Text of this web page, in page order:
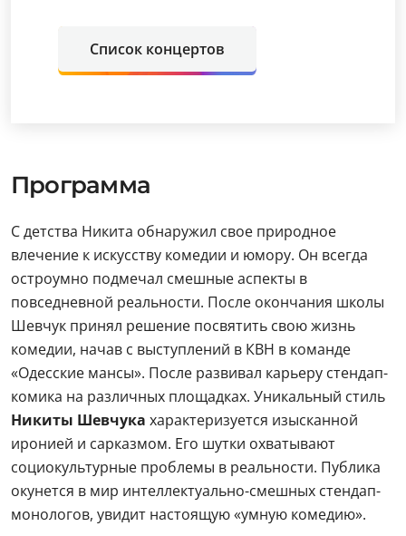
Список концертов
Программа
С детства Никита обнаружил свое природное
влечение к искусству комедии и юмору. Он всегда
остроумно подмечал смешные аспекты в
повседневной реальности. После окончания школы
Шевчук принял решение посвятить свою жизнь
комедии, начав с выступлений в КВН в команде
«Одесские мансы». После развивал карьеру стендап-
комика на различных площадках. Уникальный стиль
Никиты Шевчука характеризуется изысканной
иронией и сарказмом. Его шутки охватывают
социокультурные проблемы в реальности. Публика
окунется в мир интеллектуально-смешных стендап-
монологов, увидит настоящую «умную комедию».